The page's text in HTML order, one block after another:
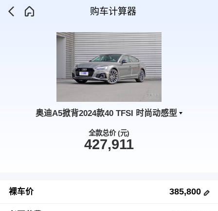
购车计算器
奥迪A5掀背2024款40 TFSI 时尚动感型
全款总价 (元)
427,911
裸车价 385,800